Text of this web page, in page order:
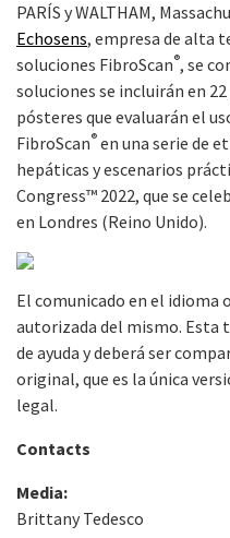
PARÍS y WALTHAM,
Echosens, empresa de alta
soluciones FibroScan®, se
soluciones se incluirán en
pósteres que evaluarán el
FibroScan® en una serie de
hepáticas y escenarios
Congress™ 2022, que se
en Londres (Reino Unido).
El comunicado en el idioma
autorizada del mismo. Esta
de ayuda y deberá ser
original, que es la única
legal.
Contacts
Media:
Brittany Tedesco